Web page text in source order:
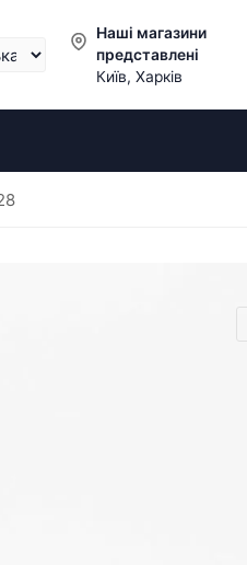
Наші магазини
представлені
Київ, Харків